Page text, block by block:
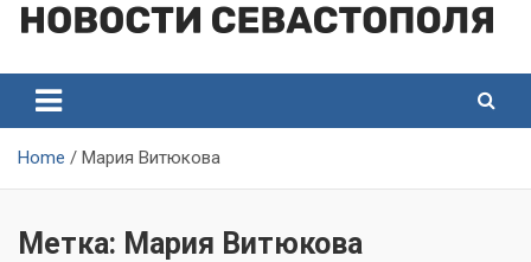
Севастополя
Севастополя
Home Мария Витюкова
Метка: Мария Витюкова